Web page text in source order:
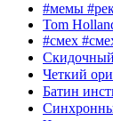
#мемы
Tom
#смех
Четкий
Батин